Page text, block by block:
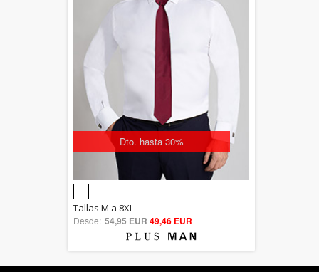
Dto. hasta 30%
out of 5
Tallas M a 8XL
Desde: 54,95 EUR49,46 EUR